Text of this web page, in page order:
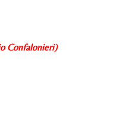
Confalonieri)